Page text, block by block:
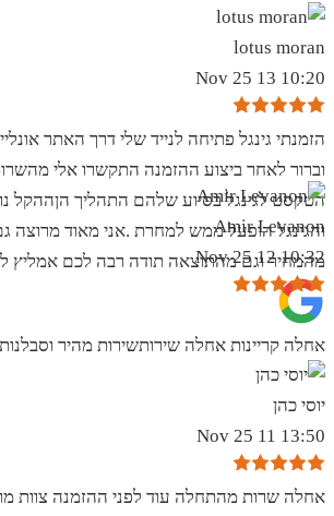
lotus moran
10:20 13 Nov 25
הזמנתי גינגל פתיחה לנייד שלי דרך האתר
וברור לאחר ביצוע ההזמנה התקשרו אלי
הטקסט לגינגל בסיוע שלהם התהליך הןההקל
והגינגל הופעל ממש למחרת .אני מאוד מרוצה
מהמחיר וגם מהתוצאה תודה רבה לכם אמליץ
Amir Levanon
10:32 12 Nov 25
אחלה קריינות אחלה שירותשירות מהיר
יוסי כהן
13:50 11 Nov 25
אחלה שרות מהתחלה עוד לפני ההזמנה צוות